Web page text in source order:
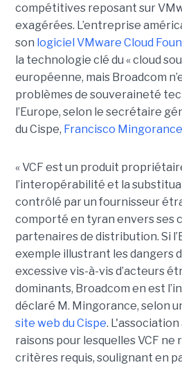
compétitives reposant sur
exagérées. L’entreprise
son logiciel VMware Cloud
la technologie clé du « cloud
européenne, mais Broadcom
problèmes de souveraineté
l’Europe, selon le secrétaire
du Cispe, Francisco Mingorance
« VCF est un produit
l’interopérabilité et la
contrôlé par un fournisseur
comporté en tyran envers ses
partenaires de distribution. Si
exemple illustrant les dangers
excessive vis-à-vis d’acteurs
dominants, Broadcom en est
déclaré M. Mingorance, selon
site web du Cispe. L'association
raisons pour lesquelles VCF ne
critères requis, soulignant en